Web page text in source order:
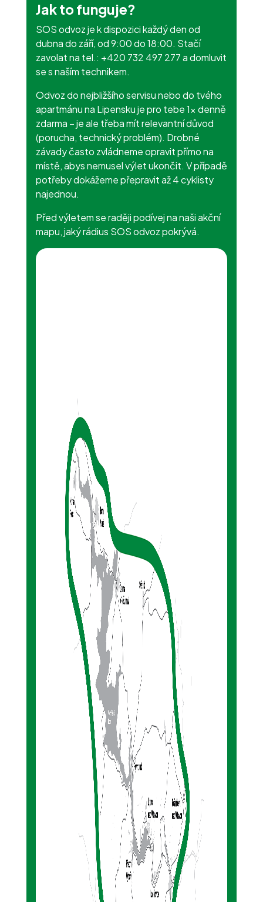
Jak to funguje?
SOS odvoz je k dispozici každý den od
dubna do září, od 9:00 do 18:00. Stačí
zavolat na tel.: +420 732 497 277 a domluvit
se s naším technikem.
Odvoz do nejbližšího servisu nebo do tvého
apartmánu na Lipensku je pro tebe 1× denně
zdarma – je ale třeba mít relevantní důvod
(porucha, technický problém). Drobné
závady často zvládneme opravit přímo na
místě, abys nemusel výlet ukončit. V případě
potřeby dokážeme přepravit až 4 cyklisty
najednou.
Před výletem se raději podívej na naši akční
mapu, jaký rádius SOS odvoz pokrývá.